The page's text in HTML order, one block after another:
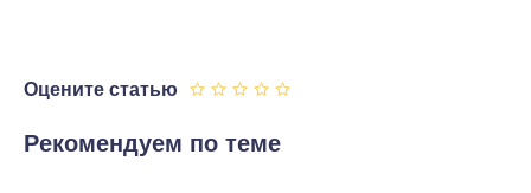
Оцените статью
Рекомендуем по теме